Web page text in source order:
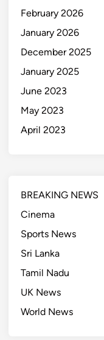
February 2026
January 2026
December 2025
January 2025
June 2023
May 2023
April 2023
BREAKING NEWS
Cinema
Sports News
Sri Lanka
Tamil Nadu
UK News
World News